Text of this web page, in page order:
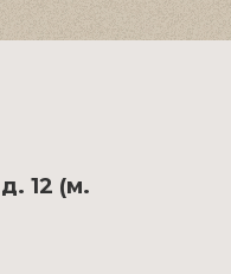
12 (м.